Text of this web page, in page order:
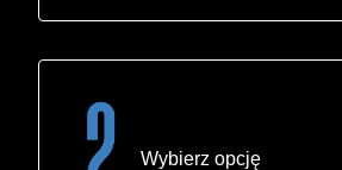
Wybierz opcję